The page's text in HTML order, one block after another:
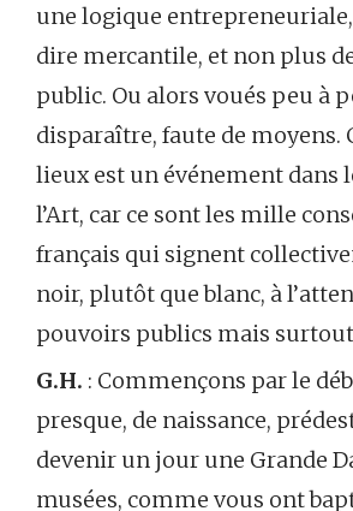
une logique
dire mercantile, et non plus
public. Ou alors voués peu à
disparaître, faute de moyens.
lieux est un événement dans
l’Art, car ce sont les mille
français qui signent
noir, plutôt que blanc, à
pouvoirs publics mais
G.H. : Commençons par le
presque, de naissance,
devenir un jour une Grande
musées, comme vous ont